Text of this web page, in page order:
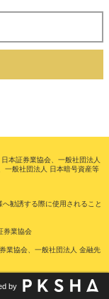
本証券業協会、一般社団法人
一般社団法人 日本暗号資産等
勧誘する際に使用されること
券業協会
業協会、一般社団法人 金融先
by